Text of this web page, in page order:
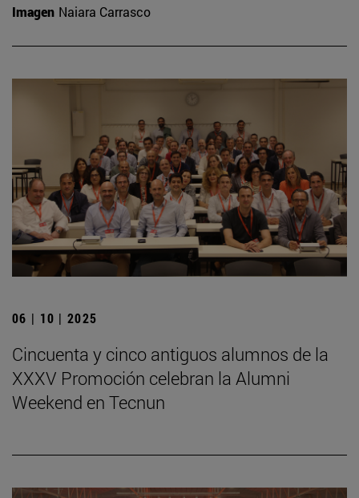
Imagen Naiara Carrasco
06 | 10 | 2025
Cincuenta y cinco antiguos alumnos de la
XXXV Promoción celebran la Alumni
Weekend en Tecnun